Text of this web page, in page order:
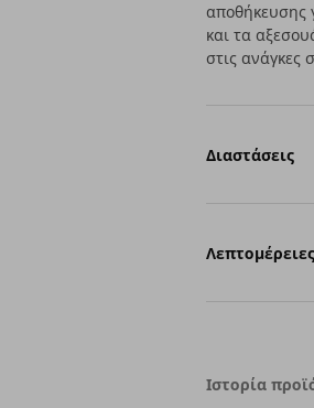
αποθήκευσης
και τα
στις ανάγκες
Διαστάσεις
Ιστορία